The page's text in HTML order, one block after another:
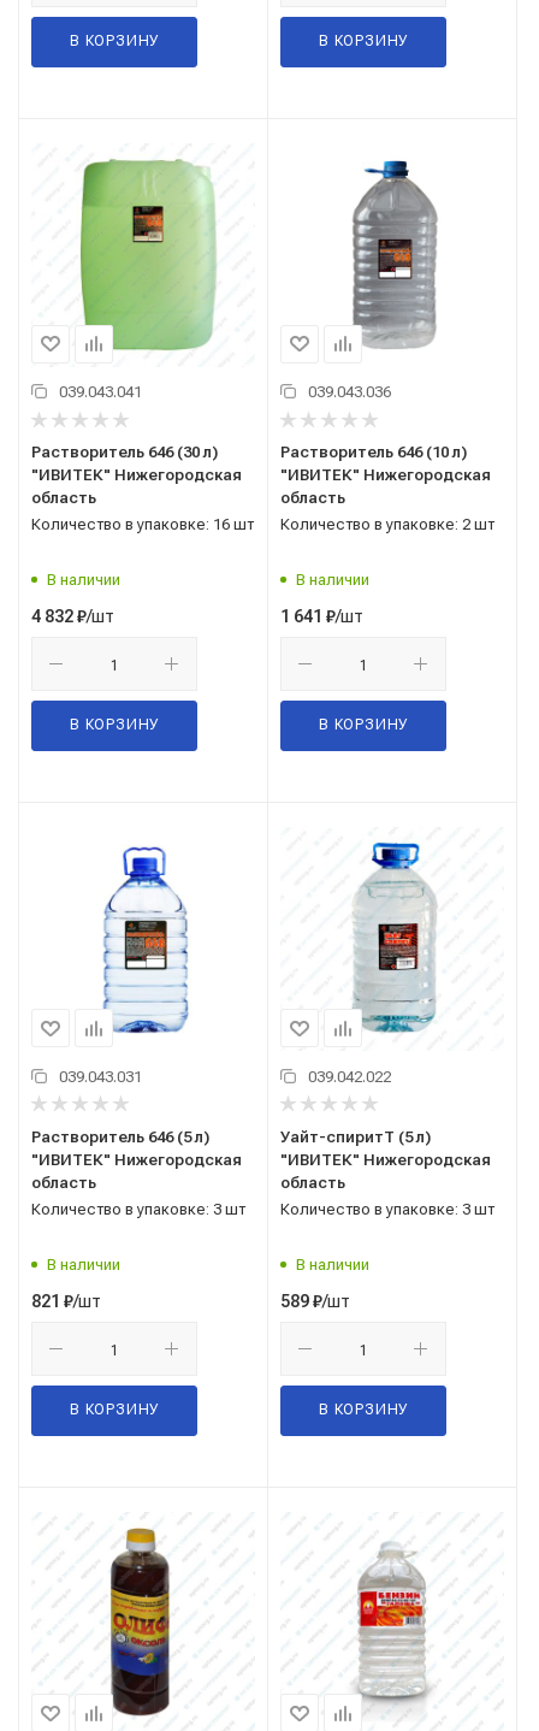
В КОРЗИНУ В КОРЗИНУ
039.043.041
Растворитель 646 (30 л)
"ИВИТЕК" Нижегородская
область
Количество в упаковке: 16 шт
В наличии
4 832₽/шт
В КОРЗИНУ
039.043.036
Растворитель 646 (10 л)
"ИВИТЕК" Нижегородская
область
Количество в упаковке: 2 шт
В наличии
1 641 ₽/шт
В КОРЗИНУ
039.043.031
Растворитель 646 (5 л)
"ИВИТЕК" Нижегородская
область
Количество в упаковке: 3 шт
В наличии
821 ₽/шт
В КОРЗИНУ
039.042.022
Уайт-спиритТ (5 л)
"ИВИТЕК" Нижегородская
область
Количество в упаковке: 3 шт
В наличии
589₽/шт
В КОРЗИНУ